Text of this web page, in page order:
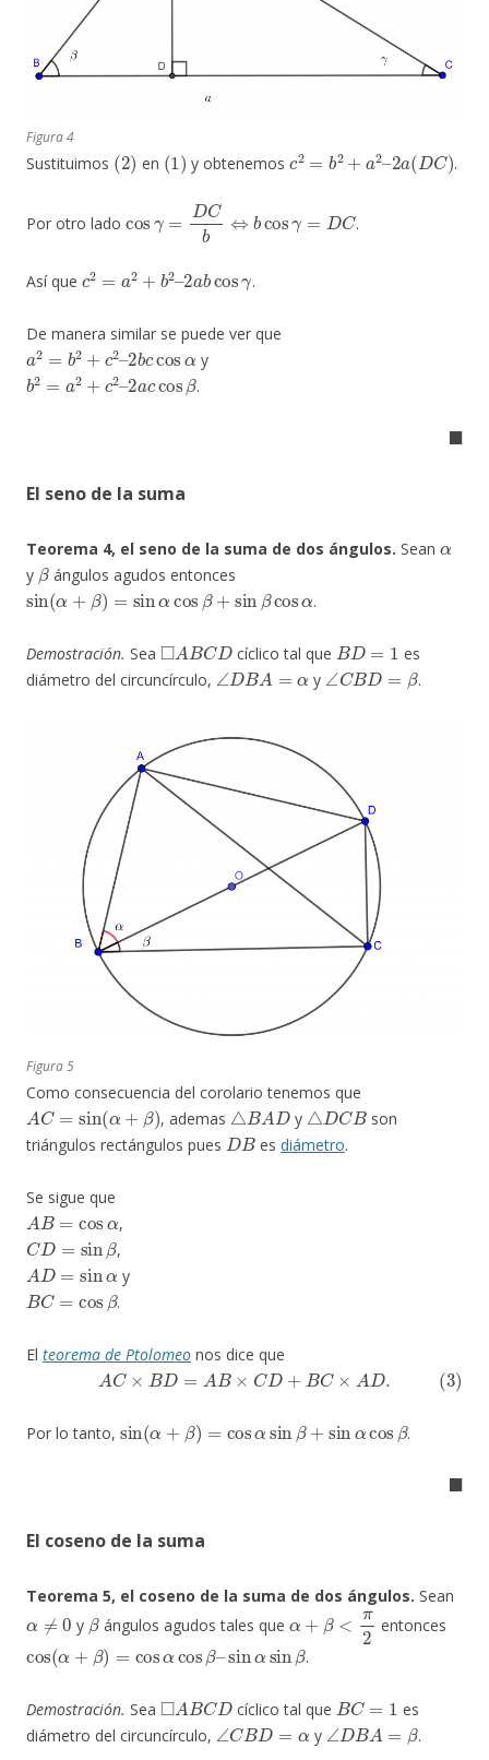
Figura 4
Sustituimos
(2)
en
(1 )
y obtenemos
c2 b2+ 2– 2a DC )
.
Por otro lado
Cb b C
.
Así que
c2 2+ 2– 2a b
.
De manera similar se puede ver que
a2 =b2+c2–2bc cosα
y
b2 a2 c 2– 2accos β
.
◼
El seno de la suma
Teorema 4, el seno de la suma de dos ángulos. Sean
y
β
ángulos agudos entonces
sin (α+β)= sinαcosβ+sinβcos α
.
Demostración. Sea
◻ A BCD
cíclico tal que
BD=
es
diámetro del circuncírculo,
∠DBA= α
y
∠CBD= β
.
Figura 5
Como consecuencia del corolario tenemos que
AC=sin(α+β)
, ademas
△BAD
y
△DCB
son
triángulos rectángulos pues
DB
es diámetro.
Se sigue que
AB=cos α
,
CD= sinβ
,
AD= sinα
y
BC= cosβ
.
El teorema de Ptolomeo nos dice que
(3)AC×BD=AB×CD+BC×AD.
Por lo tanto,
sin ( )= β+ sin cos
.
◼
El coseno de la suma
Teorema 5, el coseno de la suma de dos ángulos. Sean
0
y
β
ángulos agudos tales que
<
entonces
cos ( + )= cos cos sin α β
.
Demostración. Sea
◻ A BCD
cíclico tal que
BC=
es
diámetro del circuncírculo,
∠ CBD= α
y
∠DBA=β
.